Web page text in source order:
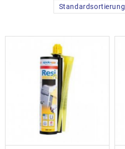
Standardsortierung